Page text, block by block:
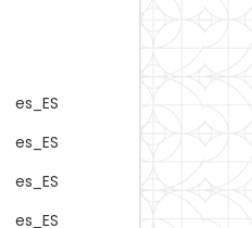
es_ES
es_ES
es_ES
es_ES